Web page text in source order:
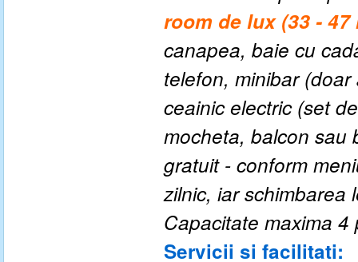
room de lux (33 - 47
canapea, baie cu
telefon, minibar
ceainic electric (set
mocheta, balcon sau
gratuit - conform
zilnic, iar schimbarea
Capacitate maxima 4
Servicii si facilitati: